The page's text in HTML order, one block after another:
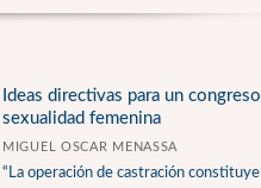
Ideas directivas para un
sexualidad femenina
MIGUEL OSCAR MENASSA
“La operación de castración